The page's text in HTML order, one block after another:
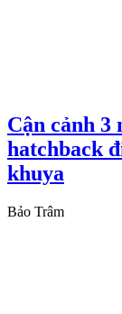
Cận cảnh 3
hatchback
khuya
Bảo Trâm